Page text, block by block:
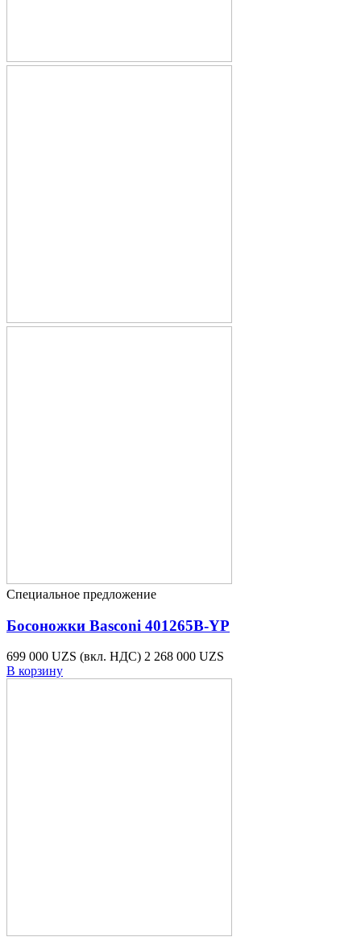
Специальное предложение
Босоножки Basconi 401265B-YP
699 000 UZS (вкл. НДС) 2 268 000 UZS
В корзину